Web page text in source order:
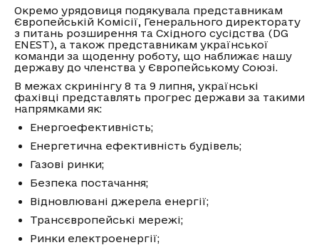
Окремо урядовиця подякувала представникам
Європейській Комісії, Генерального директорату
з питань розширення та Східного сусідства (DG
ENEST), а також представникам української
команди за щоденну роботу, що наближає нашу
державу до членства у Європейському Союзі.
В межах скринінгу 8 та 9 липня, українські
фахівці представлять прогрес держави за такими
напрямками як:
Енергоефективність;
Енергетична ефективність будівель;
Газові ринки;
Безпека постачання;
Відновлювані джерела енергії;
Трансєвропейські мережі;
Ринки електроенергії;